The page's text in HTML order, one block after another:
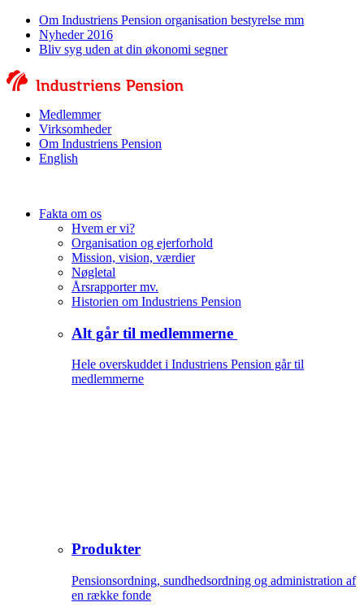
Om Industriens Pension organisation bestyrelse mm
Nyheder 2016
Bliv syg uden at din økonomi segner
Medlemmer
Virksomheder
Om Industriens Pension
English
Fakta om os
Hvem er vi?
Organisation og ejerforhold
Mission, vision, værdier
Nøgletal
Årsrapporter mv.
Historien om Industriens Pension
Alt går til medlemmerne
Hele overskuddet i Industriens Pension går til
medlemmerne
Produkter
Pensionsordning, sundhedsordning og administration af
en række fonde